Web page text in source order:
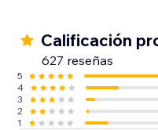
Calificación
627 reseñas
5
4
3
2
1